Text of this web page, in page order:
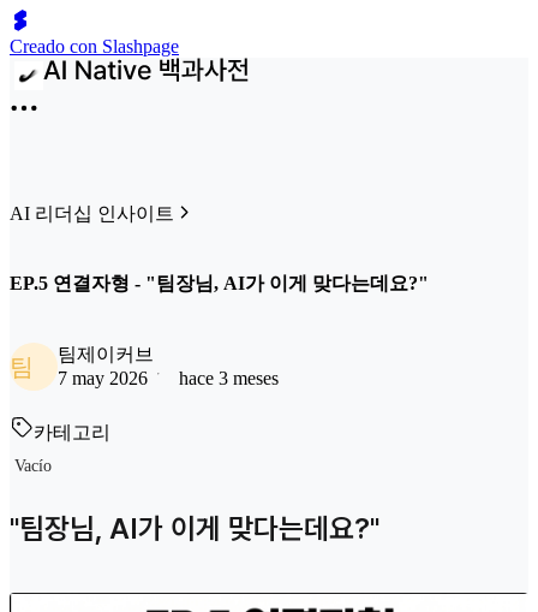
Creado con Slashpage
AI 리더십 인사이트
EP.5 연결자형 - "팀장님, AI가 이게 맞다는데요?"
팀
팀제이커브
7 may 2026
hace 3 meses
카테고리
Vacío
"팀장님, AI가 이게 맞다는데요?"